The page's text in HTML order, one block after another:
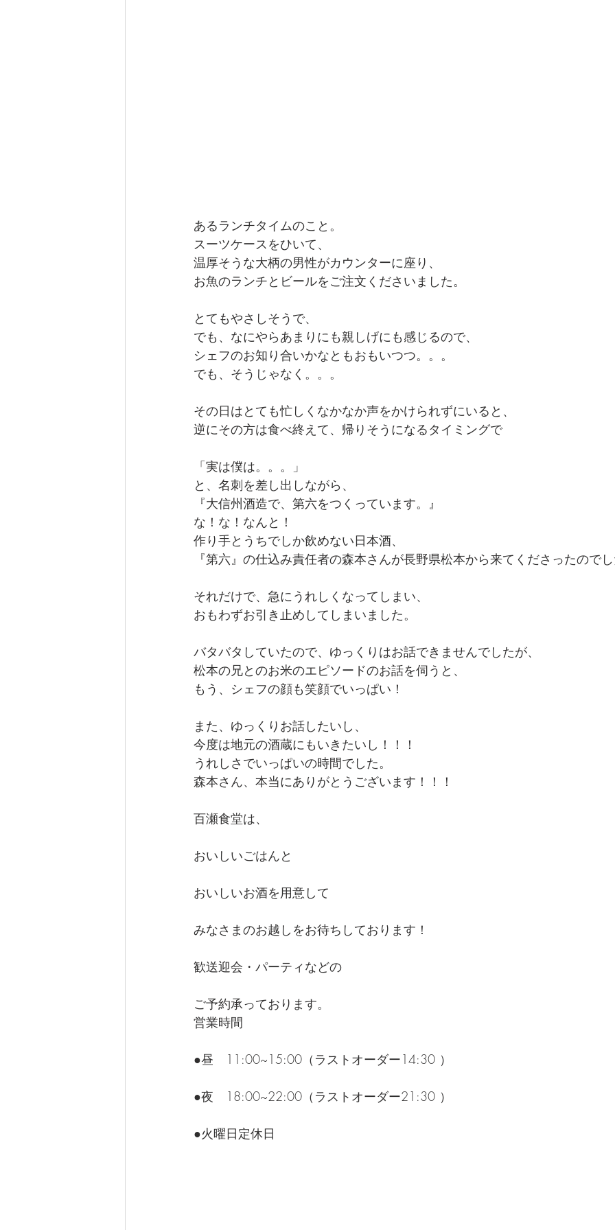
あるランチタイムのこと。
スーツケースをひいて、
温厚そうな大柄の男性がカウンターに座り、
お魚のランチとビールをご注文くださいました。
とてもやさしそうで、
でも、なにやらあまりにも親しげにも感じるので、
シェフのお知り合いかなともおもいつつ。。。
でも、そうじゃなく。。。
その日はとても忙しくなかなか声をかけられずにいると、
逆にその方は食べ終えて、帰りそうになるタイミングで
「実は僕は。。。」
と、名刺を差し出しながら、
『大信州酒造で、第六をつくっています。』
な！な！なんと！
作り手とうちでしか飲めない日本酒、
『第六』の仕込み責任者の森本さんが長野県松本から来てくださったので
それだけで、急にうれしくなってしまい、
おもわずお引き止めしてしまいました。
バタバタしていたので、ゆっくりはお話できませんでしたが、
松本の兄とのお米のエピソードのお話を伺うと、
もう、シェフの顔も笑顔でいっぱい！
また、ゆっくりお話したいし、
今度は地元の酒蔵にもいきたいし！！！
うれしさでいっぱいの時間でした。
森本さん、本当にありがとうございます！！！
百瀬食堂は、
おいしいごはんと
おいしいお酒を用意して
みなさまのお越しをお待ちしております！
歓送迎会・パーティなどの
ご予約承っております。
営業時間
●昼　11:00~15:00（ラストオーダー14:30 ）
●夜　18:00~22:00（ラストオーダー21:30 ）
●火曜日定休日